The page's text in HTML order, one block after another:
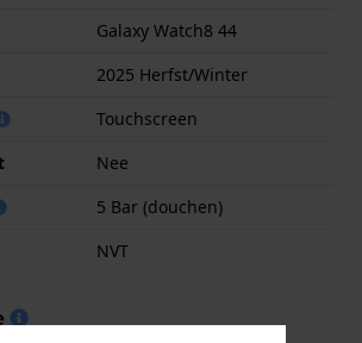
Galaxy Watch8 44
2025 Herfst/Winter
Touchscreen
Nee
5 Bar (douchen)
NVT